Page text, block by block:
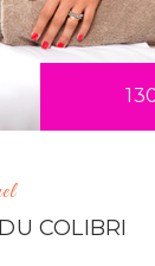
COLIBRI